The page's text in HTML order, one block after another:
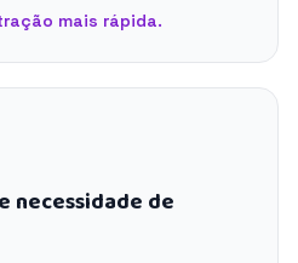
mais rápida.
necessidade de